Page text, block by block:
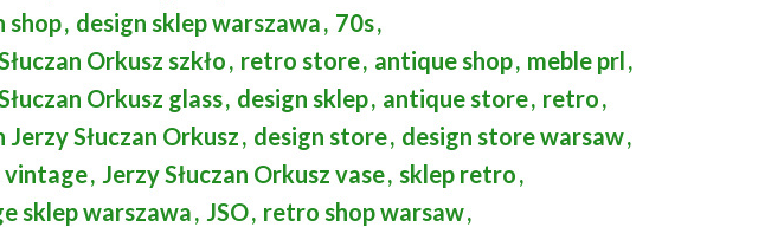
shop, design sklep warszawa, 70s,
Orkusz szkło, retro store, antique shop, meble prl,
Orkusz glass, design sklep, antique store, retro,
Jerzy Słuczan Orkusz, design store, design store warsaw,
vintage, Jerzy Słuczan Orkusz vase, sklep retro,
sklep warszawa, JSO, retro shop warsaw,